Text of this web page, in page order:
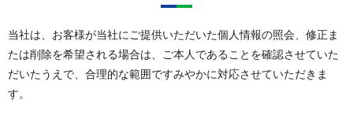
当社は、お客様が当社にご提供いただいた個人情報の照会、修正ま
たは削除を希望される場合は、ご本人であることを確認させていた
だいたうえで、合理的な範囲ですみやかに対応させていただきま
す。